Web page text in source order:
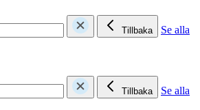
Tillbaka
Se alla
Tillbaka
Se alla